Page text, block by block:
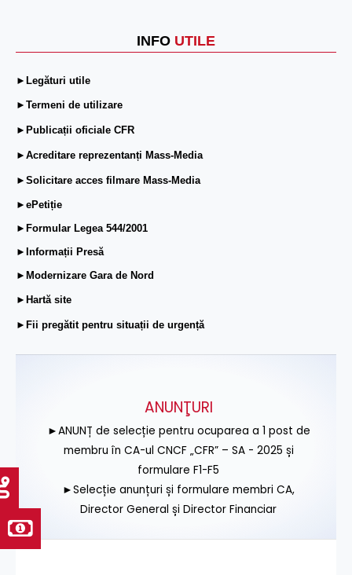
INFO UTILE
►Legături utile
►Termeni de utilizare
►Publicații oficiale CFR
►Acreditare reprezentanți Mass-Media
►Solicitare acces filmare Mass-Media
►ePetiție
►Formular Legea 544/2001
►Informații Presă
►Modernizare Gara de Nord
►Hartă site
►Fii pregătit pentru situații de urgență
ANUNŢURI
►ANUNȚ de selecție pentru ocuparea a 1 post de
membru în CA-ul CNCF „CFR” – SA - 2025 și
formulare F1-F5
►Selecție anunțuri și formulare membri CA,
Director General și Director Financiar